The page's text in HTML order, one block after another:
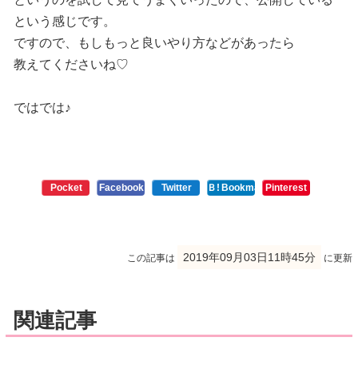
という感じです。
ですので、もしもっと良いやり方などがあったら
教えてくださいね♡
ではでは♪
Pocket Facebook Twitter Ｂ! BookmarkPinterest
この記事は 2019年09月03日11時45分 に更新
関連記事